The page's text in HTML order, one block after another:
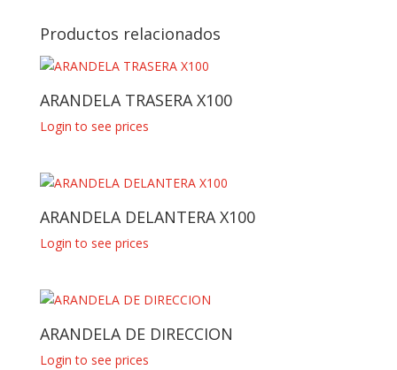
Productos relacionados
ARANDELA TRASERA X100
Login to see prices
ARANDELA DELANTERA X100
Login to see prices
ARANDELA DE DIRECCION
Login to see prices